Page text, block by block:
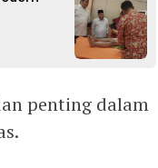
penting dalam